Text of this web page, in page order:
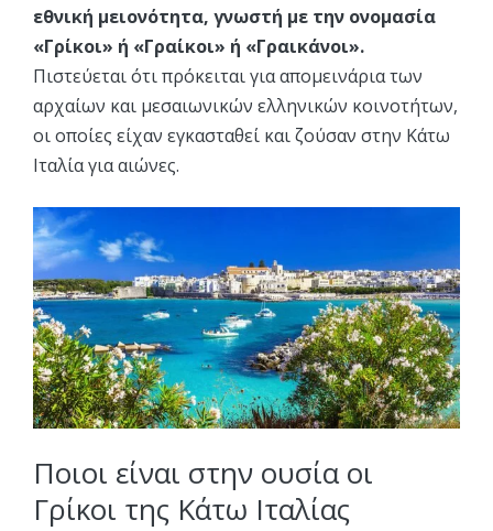
εθνική μειονότητα, γνωστή με την ονομασία
«Γρίκοι» ή «Γραίκοι» ή «Γραικάνοι».
Πιστεύεται ότι πρόκειται για απομεινάρια των
αρχαίων και μεσαιωνικών ελληνικών κοινοτήτων,
οι οποίες είχαν εγκασταθεί και ζούσαν στην Κάτω
Ιταλία για αιώνες.
Ποιοι είναι στην ουσία οι
Γρίκοι της Κάτω Ιταλίας